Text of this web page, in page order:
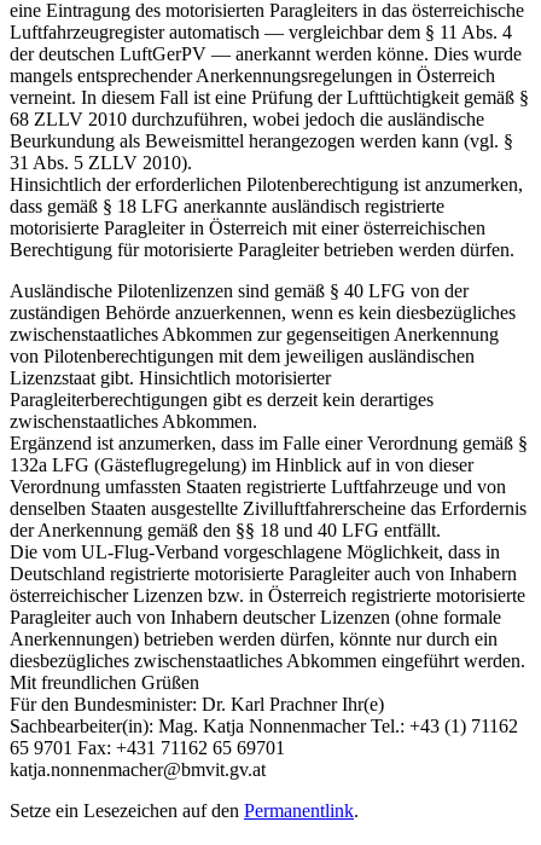
eine Eintragung des motorisierten Paragleiters in das österreichische
Luftfahrzeugregister automatisch — vergleichbar dem § 11 Abs. 4
der deutschen LuftGerPV — anerkannt werden könne. Dies wurde
mangels entsprechender Anerkennungsregelungen in Österreich
verneint. In diesem Fall ist eine Prüfung der Lufttüchtigkeit gemäß §
68 ZLLV 2010 durchzuführen, wobei jedoch die ausländische
Beurkundung als Beweismittel herangezogen werden kann (vgl. §
31 Abs. 5 ZLLV 2010).
Hinsichtlich der erforderlichen Pilotenberechtigung ist anzumerken,
dass gemäß § 18 LFG anerkannte ausländisch registrierte
motorisierte Paragleiter in Österreich mit einer österreichischen
Berechtigung für motorisierte Paragleiter betrieben werden dürfen.
Ausländische Pilotenlizenzen sind gemäß § 40 LFG von der
zuständigen Behörde anzuerkennen, wenn es kein diesbezügliches
zwischenstaatliches Abkommen zur gegenseitigen Anerkennung
von Pilotenberechtigungen mit dem jeweiligen ausländischen
Lizenzstaat gibt. Hinsichtlich motorisierter
Paragleiterberechtigungen gibt es derzeit kein derartiges
zwischenstaatliches Abkommen.
Ergänzend ist anzumerken, dass im Falle einer Verordnung gemäß §
132a LFG (Gästeflugregelung) im Hinblick auf in von dieser
Verordnung umfassten Staaten registrierte Luftfahrzeuge und von
denselben Staaten ausgestellte Zivilluftfahrerscheine das Erfordernis
der Anerkennung gemäß den §§ 18 und 40 LFG entfällt.
Die vom UL-Flug-Verband vorgeschlagene Möglichkeit, dass in
Deutschland registrierte motorisierte Paragleiter auch von Inhabern
österreichischer Lizenzen bzw. in Österreich registrierte motorisierte
Paragleiter auch von Inhabern deutscher Lizenzen (ohne formale
Anerkennungen) betrieben werden dürfen, könnte nur durch ein
diesbezügliches zwischenstaatliches Abkommen eingeführt werden.
Mit freundlichen Grüßen
Für den Bundesminister: Dr. Karl Prachner Ihr(e)
Sachbearbeiter(in): Mag. Katja Nonnenmacher Tel.: +43 (1) 71162
65 9701 Fax: +431 71162 65 69701
katja.nonnenmacher@bmvit.gv.at
Setze ein Lesezeichen auf den Permanentlink.